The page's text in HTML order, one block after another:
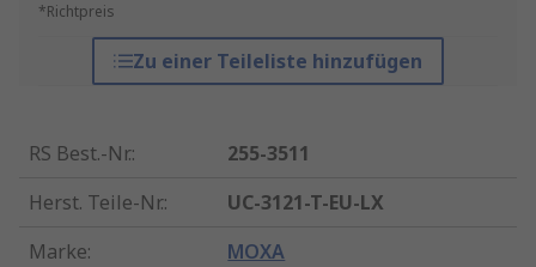
*Richtpreis
Zu einer Teileliste hinzufügen
RS Best.-Nr.:
255-3511
Herst. Teile-Nr.:
UC-3121-T-EU-LX
Marke: MOXA